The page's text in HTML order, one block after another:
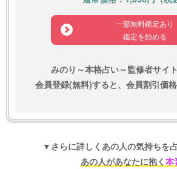
一部無料鑑定あり
鑑定を始める
みのり～本格占い～監修者サイ
会員登録(無料)すると、会員割引価
▼さらに詳しくあの人の気持ちを
あの人があなたに抱く 本